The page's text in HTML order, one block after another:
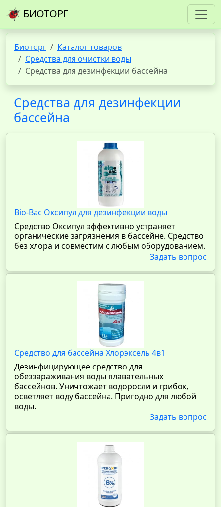
БИОТОРГ
Биоторг
Каталог товаров
Средства для очистки воды
Средства для дезинфекции бассейна
Средства для дезинфекции
бассейна
Bio-Bac Оксипул для дезинфекции воды
Средство Оксипул эффективно устраняет
органические загрязнения в бассейне. Средство
без хлора и совместим с любым оборудованием.
Задать вопрос
Средство для бассейна Хлорэксель 4в1
Дезинфицирующее средство для
обеззараживания воды плавательных
бассейнов. Уничтожает водоросли и грибок,
осветляет воду бассейна. Пригодно для любой
воды.
Задать вопрос